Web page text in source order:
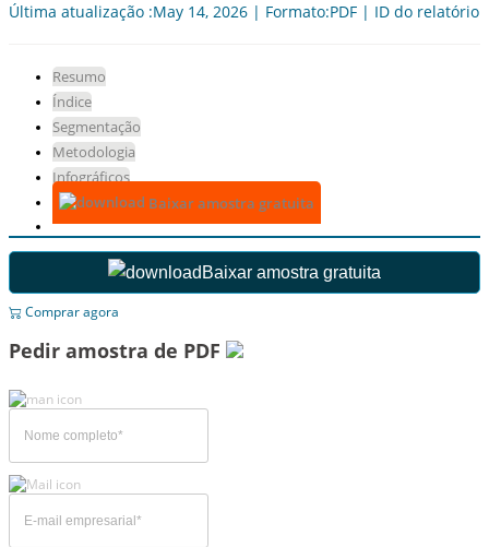
Última atualização :May 14, 2026 | Formato:PDF | ID do relatório:
Resumo
Índice
Segmentação
Metodologia
Infográficos
Baixar amostra gratuita
Baixar amostra gratuita
Comprar agora
Pedir amostra de PDF